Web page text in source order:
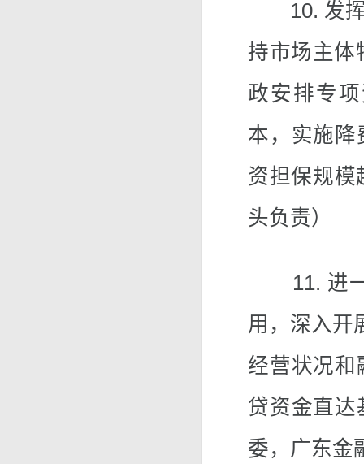
10. 发挥
持市场主体
政安排专
本，实施降
资担保规模
头负责）
11. 进一
用，深入开
经营状况和
贷资金直达
委，广东金